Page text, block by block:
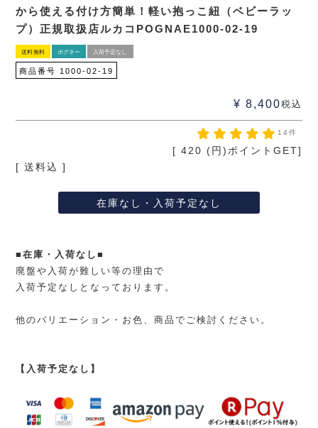
から使える付け方簡単！軽い抱っこ紐（ベビーラッ
プ）正規取扱店ルカコPOGNAE1000-02-19
送料無料 ポグネー 入荷予定なし
商品番号 1000-02-19
¥ 8,400税込
14件
[ 420 (円)ポイントGET]
送料込
在庫なし・入荷予定なし
■在庫・入荷なし■
廃盤や入荷が難しい等の理由で
入荷予定なしとなっております。
他のバリエーション・お色、商品でご検討ください。
【入荷予定なし】